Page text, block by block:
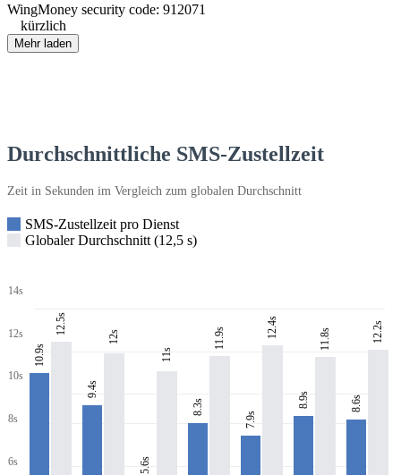
WingMoney security code: 912071
kürzlich
Mehr laden
Durchschnittliche SMS-Zustellzeit
Zeit in Sekunden im Vergleich zum globalen Durchschnitt
SMS-Zustellzeit pro Dienst
Globaler Durchschnitt (12,5 s)
14s
12s
10s
8s
6s
10.9s
12.5s
9.4s
12s
5.6s
11s
8.3s
11.9s
7.9s
12.4s
8.9s
11.8s
8.6s
12.2s